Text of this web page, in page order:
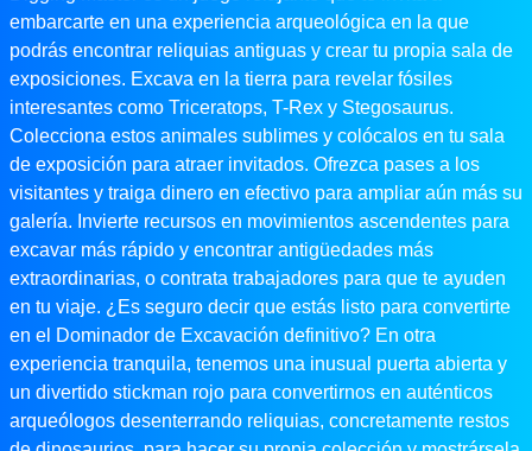
embarcarte en una experiencia arqueológica en la que
podrás encontrar reliquias antiguas y crear tu propia sala de
exposiciones. Excava en la tierra para revelar fósiles
interesantes como Triceratops, T-Rex y Stegosaurus.
Colecciona estos animales sublimes y colócalos en tu sala
de exposición para atraer invitados. Ofrezca pases a los
visitantes y traiga dinero en efectivo para ampliar aún más su
galería. Invierte recursos en movimientos ascendentes para
excavar más rápido y encontrar antigüedades más
extraordinarias, o contrata trabajadores para que te ayuden
en tu viaje. ¿Es seguro decir que estás listo para convertirte
en el Dominador de Excavación definitivo? En otra
experiencia tranquila, tenemos una inusual puerta abierta y
un divertido stickman rojo para convertirnos en auténticos
arqueólogos desenterrando reliquias, concretamente restos